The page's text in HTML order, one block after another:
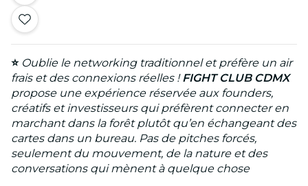
⭐ Oublie le networking traditionnel et préfère un air
frais et des connexions réelles !FIGHT CLUB CDMX
propose une expérience réservée aux founders,
créatifs et investisseurs qui préfèrent connecter en
marchant dans la forêt plutôt qu’en échangeant des
cartes dans un bureau. Pas de pitches forcés,
seulement du mouvement, de la nature et des
conversations qui mènent à quelque chose